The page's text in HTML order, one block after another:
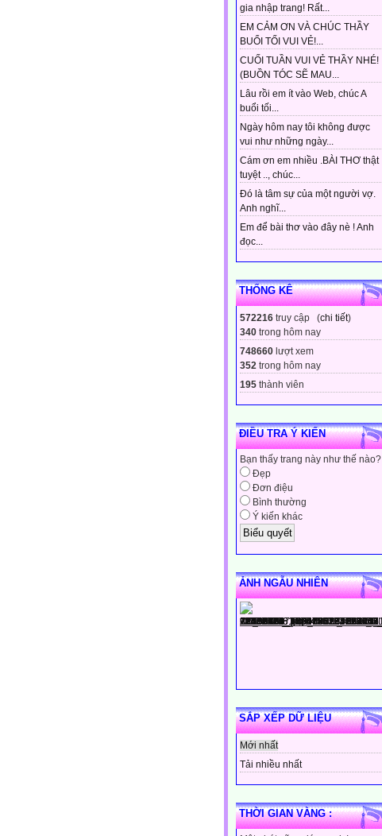
gia nhập trang! Rất...
EM CẢM ƠN VÀ CHÚC THẦY
BUỔI TỐI VUI VẺ!...
CUỐI TUẦN VUI VẺ THẦY NHÉ!
(BUỒN TÓC SẼ MAU...
Lâu rồi em ít vào Web, chúc A
buổi tối...
Ngày hôm nay tôi không được
vui như những ngày...
Cám ơn em nhiều .BÀI THƠ thật
tuyệt .., chúc...
Đó là tâm sự của một người vợ.
Anh nghĩ...
Em để bài thơ vào đây nè ! Anh
đọc...
THỐNG KÊ
572216 truy cập (chi tiết)
340 trong hôm nay
748660 lượt xem
352 trong hôm nay
195 thành viên
ĐIỀU TRA Ý KIẾN
Bạn thấy trang này như thế nào?
Đẹp
Đơn điệu
Bình thường
Ý kiến khác
ẢNH NGẪU NHIÊN
SẮP XẾP DỮ LIỆU
Mới nhất
Tải nhiều nhất
THỜI GIAN VÀNG :